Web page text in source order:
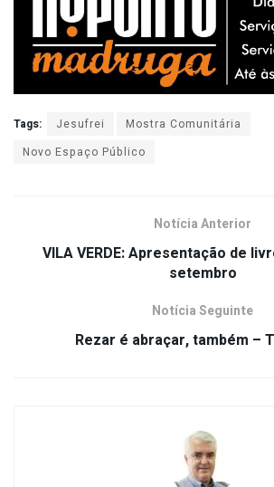
Tags: Jesufrei
Mostra Comunitária
Novo Espaço Público
Notícia Anterior
VILA VERDE: Apresentação de
setembro
Notícia Seguinte
Rezar é abraçar, também –